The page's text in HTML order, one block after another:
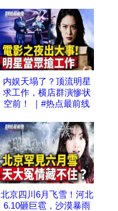
内娱天塌了？顶流明星
求工作，横店群演惨状
空前！ ｜#热点最前线
北京四川6月飞雪！河北
6.10砸巨雹，沙漠暴雨